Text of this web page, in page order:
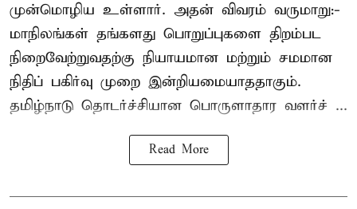
முன்மொழிய உள்ளார். அதன் விவரம் வருமாறு:-
மாநிலங்கள் தங்களது பொறுப்புகளை திறம்பட
நிறைவேற்றுவதற்கு நியாயமான மற்றும் சமமான
நிதிப் பகிர்வு முறை இன்றியமையாததாகும்.
தமிழ்நாடு தொடர்ச்சியான பொருளாதார வளர்ச் ...
Read More